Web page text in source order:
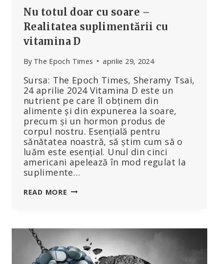
DIN
UE
IATĂ
CE
Nu totul doar cu soare –
Realitatea suplimentării cu
vitamina D
By The Epoch Times aprilie 29, 2024
Sursa: The Epoch Times, Sheramy Tsai,
24 aprilie 2024 Vitamina D este un
nutrient pe care îl obținem din
alimente și din expunerea la soare,
precum și un hormon produs de
corpul nostru. Esențială pentru
sănătatea noastră, să știm cum să o
luăm este esențial. Unul din cinci
americani apelează în mod regulat la
suplimente…
READ MORE NU
SOARE
REALITATEA